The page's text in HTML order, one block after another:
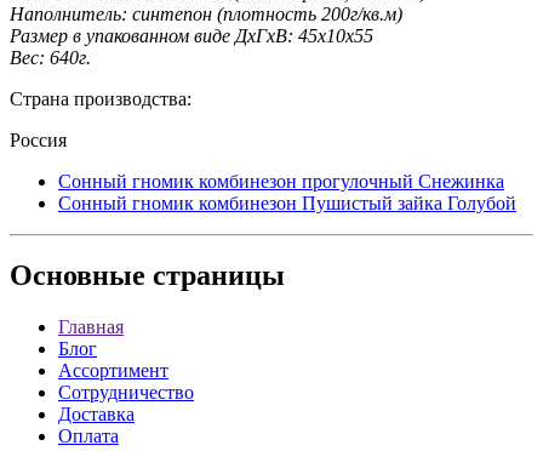
Наполнитель: синтепон (плотность 200г/кв.м)
Размер в упакованном виде ДхГхВ: 45х10х55
Вес: 640г.
Страна производства:
Россия
Сонный гномик комбинезон прогулочный Снежинка
Сонный гномик комбинезон Пушистый зайка Голубой
Основные страницы
Главная
Блог
Ассортимент
Сотрудничество
Доставка
Оплата